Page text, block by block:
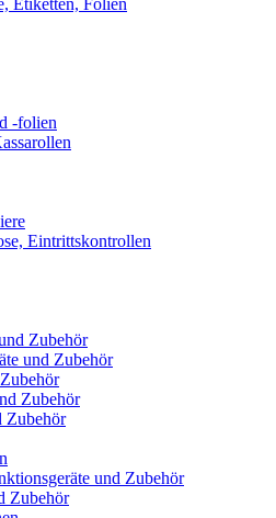
Etiketten, Folien
-folien
Eintrittskontrollen
Zubehör
und Zubehör
Zubehör
Zubehör
und Zubehör
Zubehör